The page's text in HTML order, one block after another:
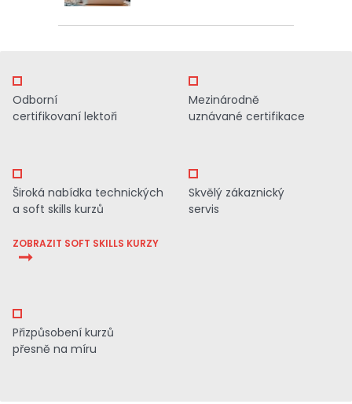
Odborní
certifikovaní lektoři
Mezinárodně
uznávané certifikace
Široká nabídka technických
a soft skills kurzů
ZOBRAZIT SOFT SKILLS KURZY
Skvělý zákaznický
servis
Přizpůsobení kurzů
přesně na míru